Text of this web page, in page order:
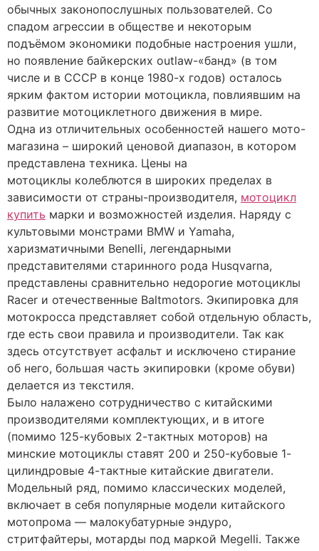
обычных законопослушных пользователей. Со
спадом агрессии в обществе и некоторым
подъёмом экономики подобные настроения ушли,
но появление байкерских outlaw-«банд» (в том
числе и в СССР в конце 1980-х годов) осталось
ярким фактом истории мотоцикла, повлиявшим на
развитие мотоциклетного движения в мире.
Одна из отличительных особенностей нашего мото-
магазина – широкий ценовой диапазон, в котором
представлена техника. Цены на
мотоциклы колеблются в широких пределах в
зависимости от страны-производителя, мотоцикл
купить марки и возможностей изделия. Наряду с
культовыми монстрами BMW и Yamaha,
харизматичными Benelli, легендарными
представителями старинного рода Husqvarna,
представлены сравнительно недорогие мотоциклы
Racer и отечественные Baltmotors. Экипировка для
мотокросса представляет собой отдельную область,
где есть свои правила и производители. Так как
здесь отсутствует асфальт и исключено стирание
об него, большая часть экипировки (кроме обуви)
делается из текстиля.
Было налажено сотрудничество с китайскими
производителями комплектующих, и в итоге
(помимо 125-кубовых 2-тактных моторов) на
минские мотоциклы ставят 200 и 250-кубовые 1-
цилиндровые 4-тактные китайские двигатели.
Модельный ряд, помимо классических моделей,
включает в себя популярные модели китайского
мотопрома — малокубатурные эндуро,
стритфайтеры, мотарды под маркой Megelli. Также